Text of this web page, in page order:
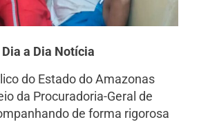
a Dia Notícia
do Estado do Amazonas
da Procuradoria-Geral de
de forma rigorosa